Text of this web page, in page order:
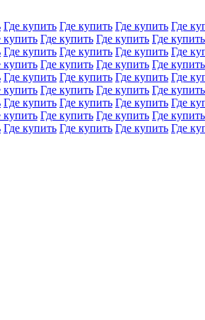
Где купить Где купить Где купить Где
купить Где купить Где купить Где купить
Где купить Где купить Где купить Где
купить Где купить Где купить Где купить
Где купить Где купить Где купить Где
купить Где купить Где купить Где купить
Где купить Где купить Где купить Где
купить Где купить Где купить Где купить
Где купить Где купить Где купить Где